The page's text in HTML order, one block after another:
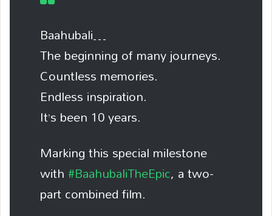
Baahubali…
The beginning of many journeys.
Countless memories.
Endless inspiration.
It’s been 10 years.
Marking this special milestone
with#BaahubaliTheEpic, a two-
part combined film.